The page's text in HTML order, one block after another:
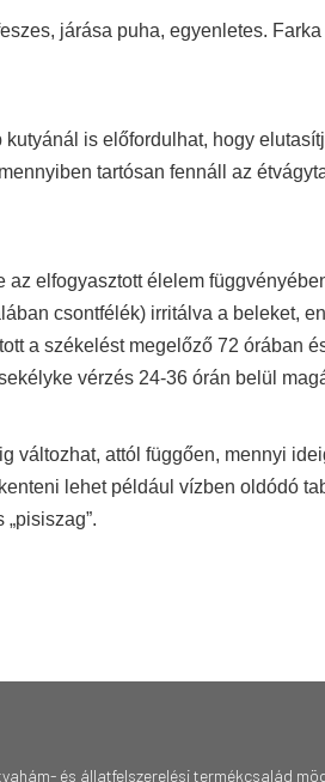
járása puha, egyenletes.
is előfordulhat, hogy
tartósan fennáll az
elfogyasztott élelem
csontfélék) irritálva a beleket,
a székelést megelőző 72 órában
vérzés 24-36 órán belül
változhat, attól függően, mennyi
lehet például vízben oldódó
és állatfelszerelési termékcsalád